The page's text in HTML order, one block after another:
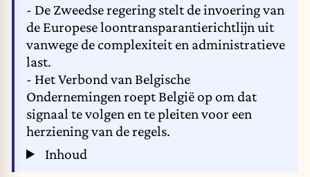
- De Zweedse regering stelt de invoering van
de Europese loontransparantierichtlijn uit
vanwege de complexiteit en administratieve
last.
- Het Verbond van Belgische
Ondernemingen roept België op om dat
signaal te volgen en te pleiten voor een
herziening van de regels.
Inhoud